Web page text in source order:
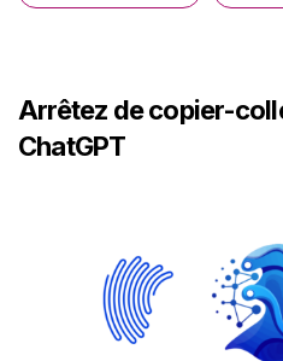
Arrêtez de copier-
ChatGPT